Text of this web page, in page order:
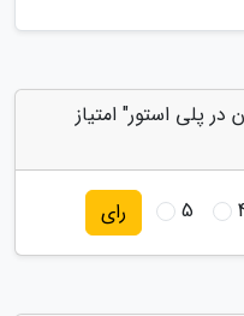
پلی استور" امتیاز
5 رای